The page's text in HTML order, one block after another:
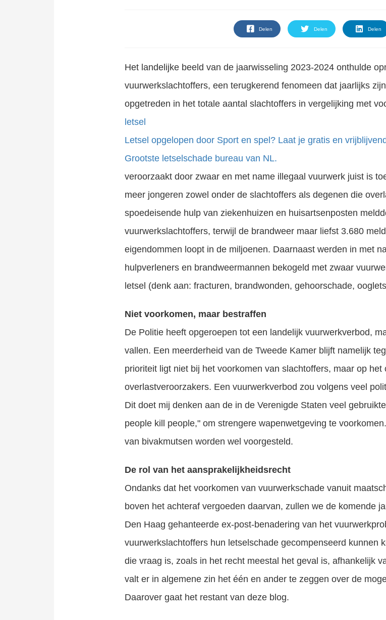
Delen Delen Delen
Het landelijke beeld van de jaarwisseling 2023-2024 onthulde
vuurwerkslachtoffers, een terugkerend fenomeen dat jaarlijks
opgetreden in het totale aantal slachtoffers in vergelijking met
letsel
Letsel opgelopen door Sport en spel? Laat je gratis en
Grootste letselschade bureau van NL.
veroorzaakt door zwaar en met name illegaal vuurwerk juist is
meer jongeren zowel onder de slachtoffers als degenen die
spoedeisende hulp van ziekenhuizen en huisartsenposten
vuurwerkslachtoffers, terwijl de brandweer maar liefst 3.680
eigendommen loopt in de miljoenen. Daarnaast werden in met
hulpverleners en brandweermannen bekogeld met zwaar
letsel (denk aan: fracturen, brandwonden, gehoorschade,
Niet voorkomen, maar bestraffen
De Politie heeft opgeroepen tot een landelijk vuurwerkverbod,
vallen. Een meerderheid van de Tweede Kamer blijft namelijk
prioriteit ligt niet bij het voorkomen van slachtoffers, maar op
overlastveroorzakers. Een vuurwerkverbod zou volgens veel
Dit doet mij denken aan de in de Verenigde Staten veel
people kill people," om strengere wapenwetgeving te
van bivakmutsen worden wel voorgesteld.
De rol van het aansprakelijkheidsrecht
Ondanks dat het voorkomen van vuurwerkschade vanuit
boven het achteraf vergoeden daarvan, zullen we de komende
Den Haag gehanteerde ex-post-benadering van het
vuurwerkslachtoffers hun letselschade gecompenseerd kunnen
die vraag is, zoals in het recht meestal het geval is, afhankelijk
valt er in algemene zin het één en ander te zeggen over de
Daarover gaat het restant van deze blog.